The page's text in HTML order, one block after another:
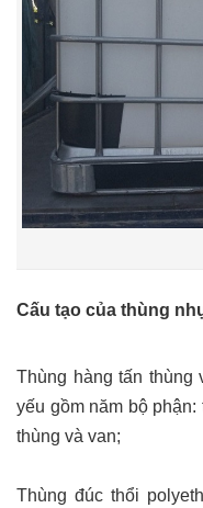
Cấu tạo của thùng
Thùng hàng tấn thùng
yếu gồm năm bộ
thùng và van;
Thùng đúc thổi